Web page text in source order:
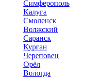
Симферополь
Калуга
Смоленск
Волжский
Саранск
Курган
Череповец
Орёл
Вологда